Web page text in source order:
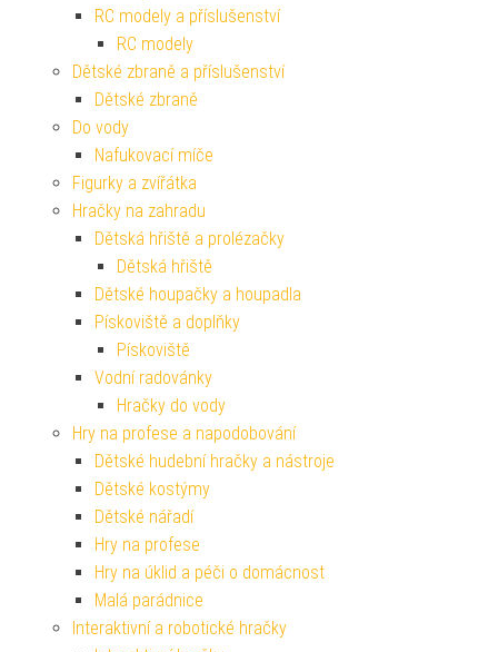
RC modely a příslušenství
RC modely
Dětské zbraně a příslušenství
Dětské zbraně
Do vody
Nafukovací míče
Figurky a zvířátka
Hračky na zahradu
Dětská hřiště a prolézačky
Dětská hřiště
Dětské houpačky a houpadla
Pískoviště a doplňky
Pískoviště
Vodní radovánky
Hračky do vody
Hry na profese a napodobování
Dětské hudební hračky a nástroje
Dětské kostýmy
Dětské nářadí
Hry na profese
Hry na úklid a péči o domácnost
Malá parádnice
Interaktivní a robotické hračky